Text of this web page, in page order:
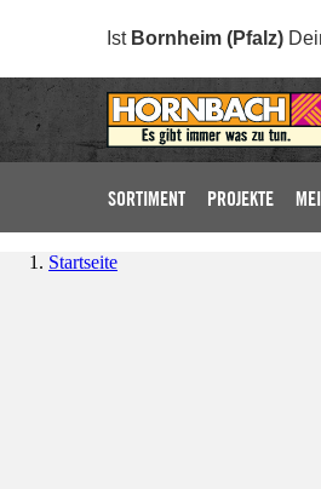
Ist Bornheim (Pfalz)
SORTIMENT PROJEKTE
Startseite